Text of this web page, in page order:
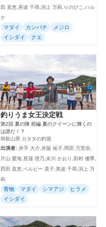
田 直恵,美波 千尋,渕上 万莉,りのぴこ,ハル
ナ
マダイ カンパチ
メジロ
イシダイ
クエ
釣りうま女王決定戦
第2回 夏の陣 前編 夏のクイーンに輝くの
は誰だ！？
和歌山県 カタタの釣堀
出演者: 井手 大介,井阪 祐子,岡田 万里奈,
片山 愛海,菖蒲 理乃,末川 かおり,田村 優季,
西田 直恵,ペルビー 貴子,美波 千尋,渕上 万
莉
青物 マダイ シマアジ
ヒラメ
イシダイ